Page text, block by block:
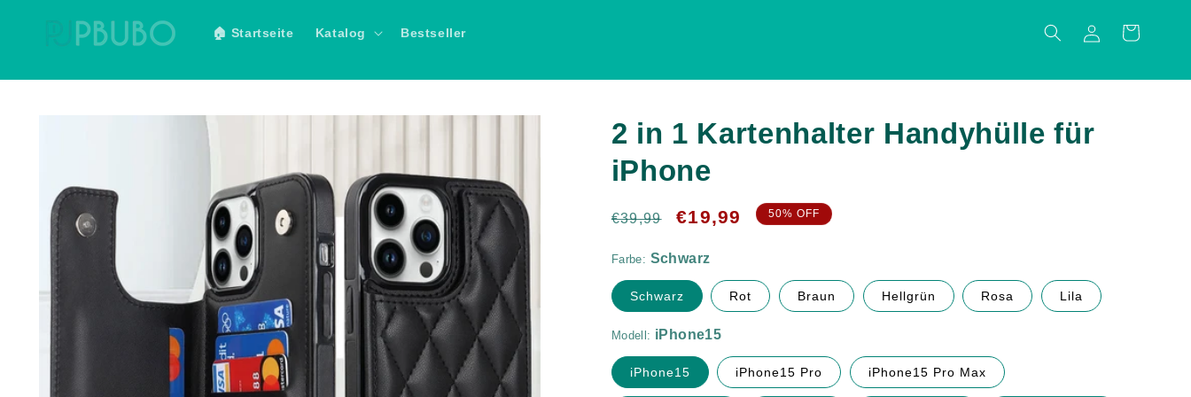
🏠 Startseite Katalog Bestseller EinloggenWarenkorb
2 in 1 Kartenhalter Handyhülle für
iPhone
Normaler
€39,99 Verkaufspreis
€19,99 50% OFF
Farbe:
Schwarz Rot Braun Hellgrün Rosa Lila
Modell:
iPhone15 iPhone15 Pro iPhone15 Pro Max